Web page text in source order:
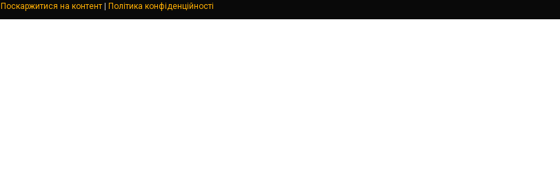
Поскаржитися на контент | Політика конфіденційності